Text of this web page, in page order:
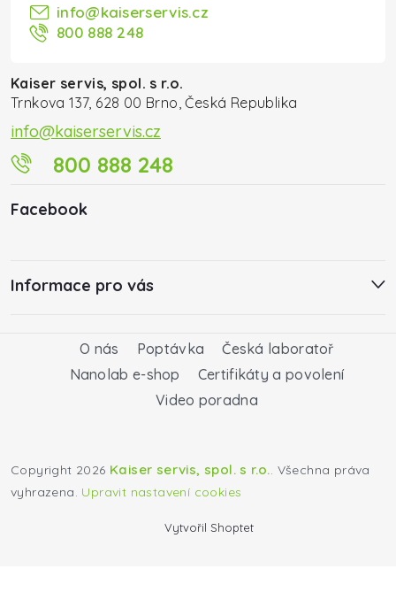
info@kaiserservis.cz
800 888 248
Kaiser servis, spol. s r.o.
Trnkova 137, 628 00 Brno, Česká Republika
info@kaiserservis.cz
800 888 248
Facebook
Informace pro vás
O nás Poptávka
Česká laboratoř
Nanolab e-shop
Certifikáty a povolení
Video poradna
Vytvořil Shoptet
Copyright 2026 Kaiser servis, spol. s r.o.. Všechna práva
vyhrazena. Upravit nastavení cookies